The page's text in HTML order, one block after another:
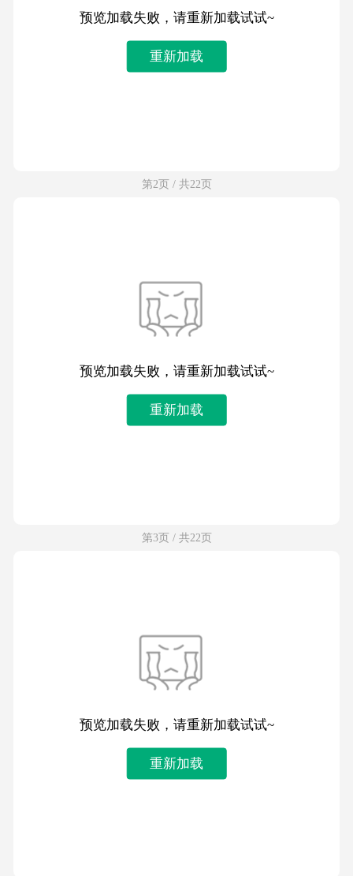
预览加载失败，请重新加载试试~
重新加载
第2页 / 共22页
预览加载失败，请重新加载试试~
重新加载
第3页 / 共22页
预览加载失败，请重新加载试试~
重新加载